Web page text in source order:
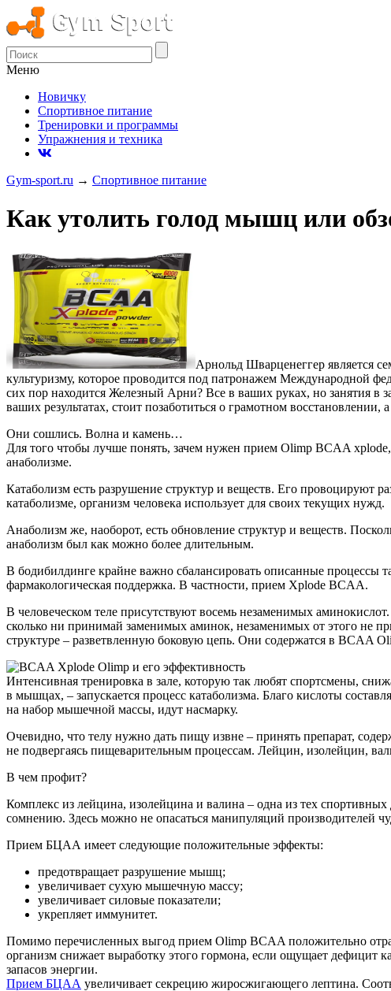
Меню
Новичку
Спортивное питание
Тренировки и программы
Упражнения и техника
Gym-sport.ru → Спортивное питание
Как утолить голод мышц или
Арнольд Шварценеггер является
культуризму, которое проводится под патронажем Международной
сих пор находится Железный Арни? Все в ваших руках, но занятия в
ваших результатах, стоит позаботиться о грамотном
Они сошлись. Волна и камень…
Для того чтобы лучше понять, зачем нужен прием Olimp BCAA
анаболизме.
Катаболизм есть разрушение структур и веществ. Его провоцируют
катаболизме, организм человека использует для своих текущих нужд.
Анаболизм же, наоборот, есть обновление структур и веществ.
анаболизм был как можно более длительным.
В бодибилдинге крайне важно сбалансировать описанные процессы
фармакологическая поддержка. В частности, прием Xplode BCAA.
В человеческом теле присутствуют восемь незаменимых
сколько ни принимай заменимых аминок, незаменимых от этого не
структуре – разветвленную боковую цепь. Они содержатся в BCAA
Интенсивная тренировка в зале, которую так любят спортсмены,
в мышцах, – запускается процесс катаболизма. Благо кислоты
на набор мышечной массы, идут насмарку.
Очевидно, что телу нужно дать пищу извне – принять препарат,
не подвергаясь пищеварительным процессам. Лейцин, изолейцин,
В чем профит?
Комплекс из лейцина, изолейцина и валина – одна из тех
сомнению. Здесь можно не опасаться манипуляций производителей
Прием БЦАА имеет следующие положительные эффекты:
предотвращает разрушение мышц;
увеличивает сухую мышечную массу;
увеличивает силовые показатели;
укрепляет иммунитет.
Помимо перечисленных выгод прием Olimp BCAA положительно
организм снижает выработку этого гормона, если ощущает дефицит
запасов энергии.
Прием БЦАА увеличивает секрецию жиросжигающего лептина.